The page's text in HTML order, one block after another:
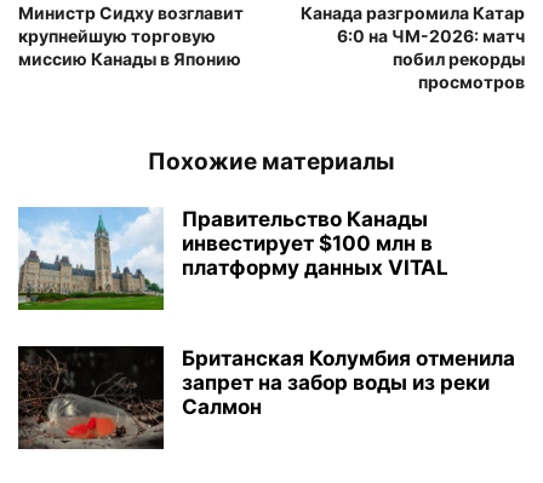
Министр Сидху возглавит
крупнейшую торговую
миссию Канады в Японию
Канада разгромила Катар
6:0 на ЧМ-2026: матч
побил рекорды
просмотров
Похожие материалы
Правительство Канады
инвестирует $100 млн в
платформу данных VITAL
Британская Колумбия отменила
запрет на забор воды из реки
Салмон